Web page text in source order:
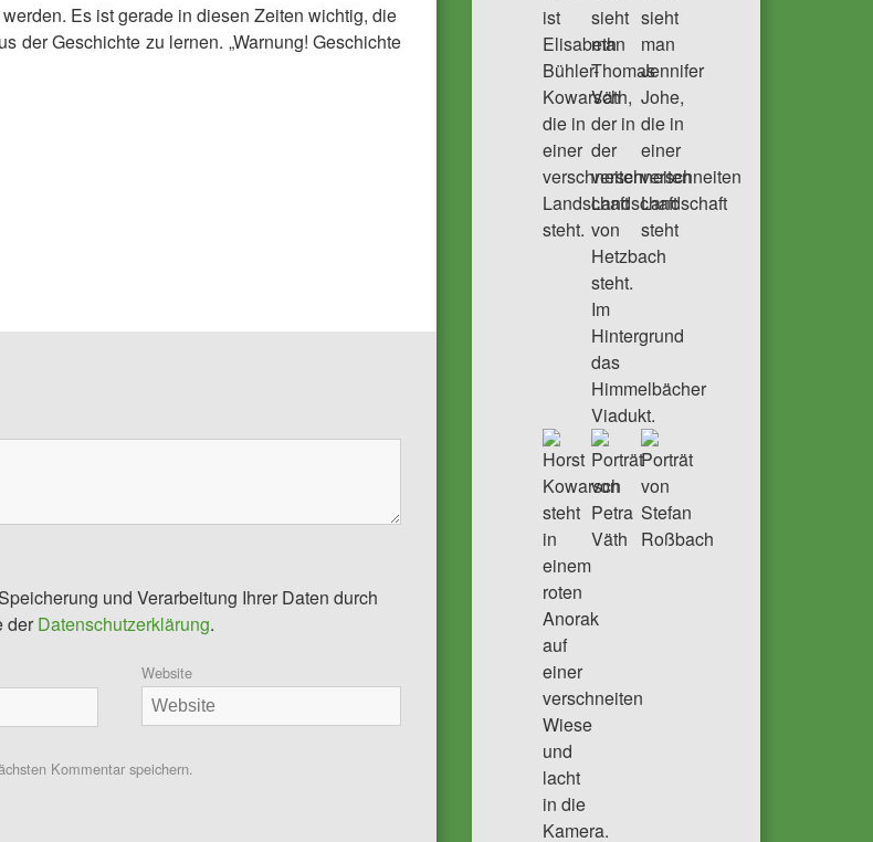
Es ist gerade in diesen Zeiten wichtig, die
der Geschichte zu lernen. „Warnung! Geschichte
und Verarbeitung Ihrer Daten durch
der Datenschutzerklärung.
Website
Kommentar speichern.